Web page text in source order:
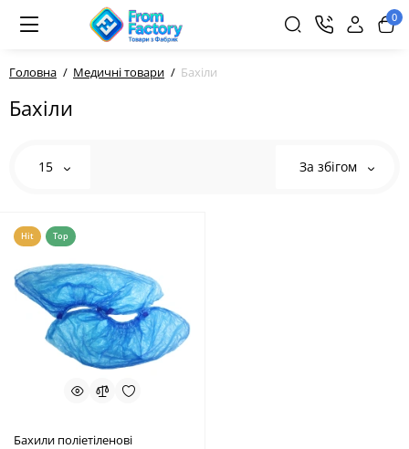
0
Головна Медичні товари Бахіли
Бахіли
15 За збігом
Hit Top
Бахили поліетіленові